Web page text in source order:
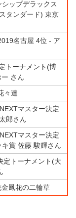
ップデラックス
タンダード) 東京
名古屋 4位 - ア
トーナメント(博
さん
々達
マスター決定
郎さん
マスター決定
賞 佐藤 駿輝さん
トーナメント(大
金鳳花の二輪草